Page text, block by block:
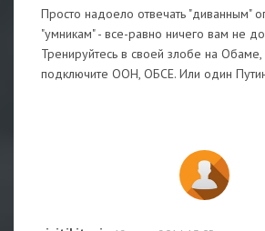
Просто надоело отвечать "диванным"
"умникам" - все-равно ничего вам не
Тренируйтесь в своей злобе на
подключите ООН, ОБСЕ. Или один